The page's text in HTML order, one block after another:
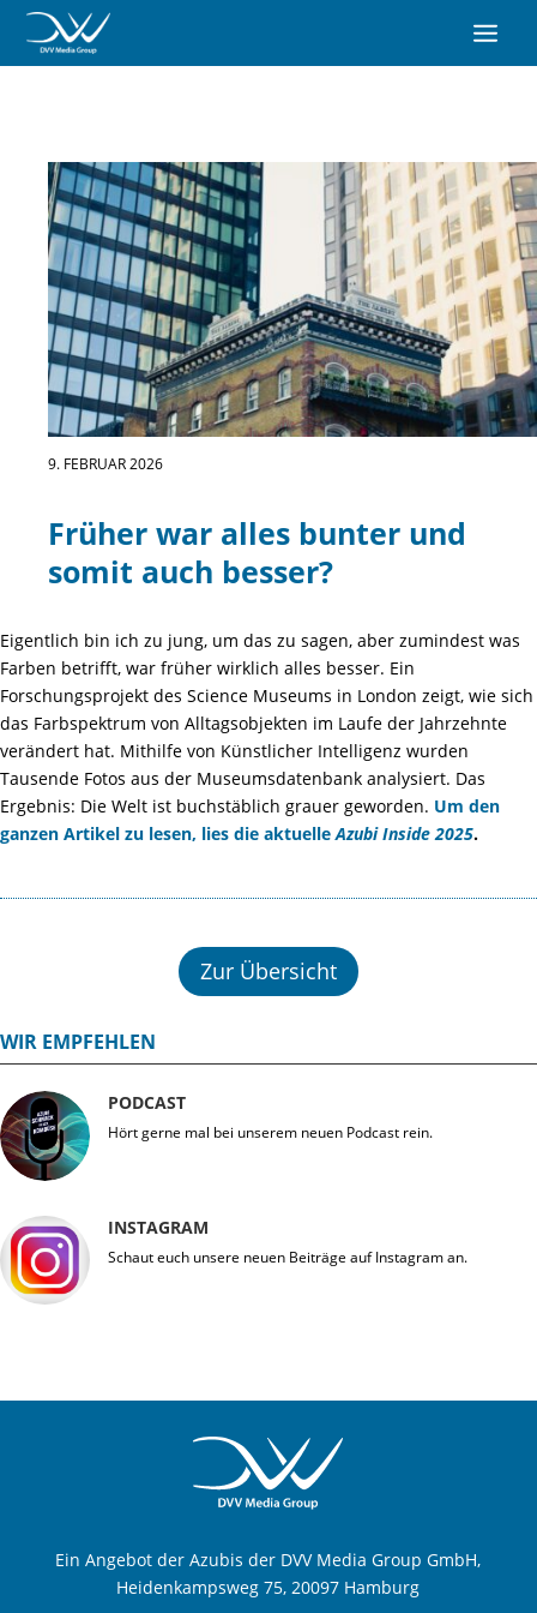
9. FEBRUAR 2026
Früher war alles bunter und
somit auch besser?
Eigentlich bin ich zu jung, um das zu sagen, aber zumindest was
Farben betrifft, war früher wirklich alles besser. Ein
Forschungsprojekt des Science Museums in London zeigt, wie sich
das Farbspektrum von Alltagsobjekten im Laufe der Jahrzehnte
verändert hat. Mithilfe von Künstlicher Intelligenz wurden
Tausende Fotos aus der Museumsdatenbank analysiert. Das
Ergebnis: Die Welt ist buchstäblich grauer geworden. Um den
ganzen Artikel zu lesen, lies die aktuelleAzubi Inside 2025.
Zur Übersicht
WIR EMPFEHLEN
PODCAST
Hört gerne mal bei unserem neuen Podcast rein.
INSTAGRAM
Schaut euch unsere neuen Beiträge auf Instagram an.
Ein Angebot der Azubis der DVV Media Group GmbH,
Heidenkampsweg 75, 20097 Hamburg